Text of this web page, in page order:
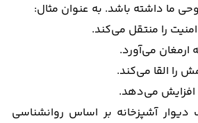
ما داشته باشد. به عنوان مثال:
را منتقل می‌کند.
ارمغان می‌آورد.
را القا می‌کند.
افزایش می‌دهد.
دیوار آشپزخانه بر اساس روانشناسی